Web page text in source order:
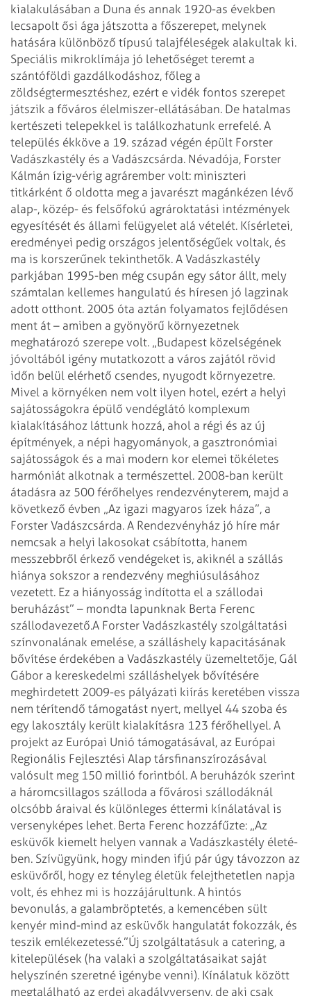
kialakulásában a Duna és annak 1920-as években
lecsapolt ősi ága játszotta a főszerepet, melynek
hatására különböző típusú talajféleségek alakultak ki.
Speciális mikroklímája jó lehetőséget teremt a
szántóföldi gazdálkodáshoz, főleg a
zöldségtermesztéshez, ezért e vidék fontos szerepet
játszik a főváros élelmiszer-ellátásában. De hatalmas
kertészeti telepekkel is találkozhatunk errefelé. A
település ékköve a 19. század végén épült Forster
Vadászkastély és a Vadászcsárda. Névadója, Forster
Kálmán ízig-vérig agrárember volt: miniszteri
titkárként ő oldotta meg a javarészt magánkézen lévő
alap-, közép- és felsőfokú agrároktatási intézmények
egyesítését és állami felügyelet alá vételét. Kísérletei,
eredményei pedig országos jelentőségűek voltak, és
ma is korszerűnek tekinthetők. A Vadászkastély
parkjában 1995-ben még csupán egy sátor állt, mely
számtalan kellemes hangulatú és híresen jó lagzinak
adott otthont. 2005 óta aztán folyamatos fejlődésen
ment át – amiben a gyönyörű környezetnek
meghatározó szerepe volt. „Budapest közelségének
jóvoltából igény mutatkozott a város zajától rövid
időn belül elérhető csendes, nyugodt környezetre.
Mivel a környéken nem volt ilyen hotel, ezért a helyi
sajátosságokra épülő vendéglátó komplexum
kialakításához láttunk hozzá, ahol a régi és az új
építmények, a népi hagyományok, a gasztronómiai
sajátosságok és a mai modern kor elemei tökéletes
harmóniát alkotnak a természettel. 2008-ban került
átadásra az 500 férőhelyes rendezvényterem, majd a
következő évben „Az igazi magyaros ízek háza”, a
Forster Vadászcsárda. A Rendezvényház jó híre már
nemcsak a helyi lakosokat csábította, hanem
messzebbről érkező vendégeket is, akiknél a szállás
hiánya sokszor a rendezvény meghiúsulásához
vezetett. Ez a hiányosság indította el a szállodai
beruházást” – mondta lapunknak Berta Ferenc
szállodavezető.A Forster Vadászkastély szolgáltatási
szín­vonalának emelése, a szálláshely kapacitásának
bővítése érdekében a Vadászkastély üzemeltetője, Gál
Gábor a kereskedelmi szálláshelyek bővítésére
meghirdetett 2009-es pályázati kiírás keretében vissza
nem térítendő támogatást nyert, mellyel 44 szoba és
egy lakosztály került kialakításra 123 férőhellyel. A
projekt az Európai Unió támogatásával, az Európai
Regionális Fejlesztési Alap társfinanszírozásával
valósult meg 150 millió forintból. A beruházók szerint
a háromcsillagos szálloda a fővárosi szállodáknál
olcsóbb áraival és különleges éttermi kínálatával is
versenyképes lehet. Berta Ferenc hozzáfűzte: „Az
esküvők kiemelt helyen vannak a Vadászkastély életé­
ben. Szívügyünk, hogy minden ifjú pár úgy távozzon az
esküvőről, hogy ez tényleg életük felejthetetlen napja
volt, és ehhez mi is hozzájárultunk. A hintós
bevonulás, a galambröptetés, a kemencében sült
kenyér mind-mind az esküvők hangulatát fokozzák, és
teszik emlékezetessé.”Új szolgáltatásuk a catering, a
kitelepülések (ha valaki a szolgáltatásaikat saját
helyszínén szeretné igénybe venni). Kínálatuk között
megtalálható az erdei akadályverseny, de aki csak